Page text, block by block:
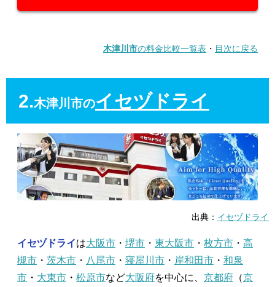
木津川市の料金比較一覧表 ・ 目次に戻る
2.木津川市のイセヅドライ
出典： イセヅドライ
イセヅドライは大阪市 ・ 堺市 ・ 東大阪市 ・ 枚方市 ・ 高
槻市 ・ 茨木市 ・ 八尾市 ・ 寝屋川市 ・ 岸和田市 ・ 和泉
市 ・ 大東市 ・ 松原市など大阪府を中心に、 京都府 （京